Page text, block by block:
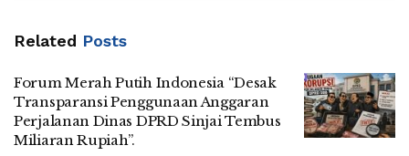
Related Posts
Forum Merah Putih Indonesia “Desak
Transparansi Penggunaan Anggaran
Perjalanan Dinas DPRD Sinjai Tembus
Miliaran Rupiah”.